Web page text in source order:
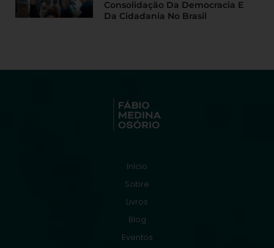
Consolidação Da Democracia E
Da Cidadania No Brasil
Início
Sobre
Livros
Blog
Eventos